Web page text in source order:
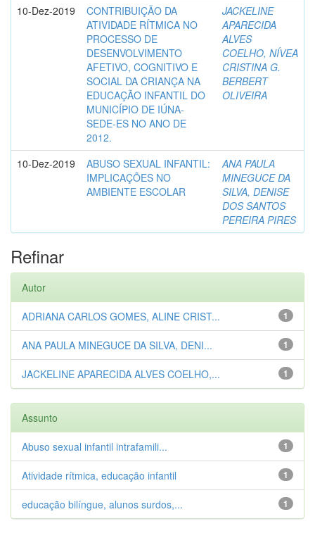
10-Dez-2019
CONTRIBUIÇÃO DA
ATIVIDADE RÍTMICA NO
PROCESSO DE
DESENVOLVIMENTO
AFETIVO, COGNITIVO E
SOCIAL DA CRIANÇA NA
EDUCAÇÃO INFANTIL DO
MUNICÍPIO DE IÚNA-
SEDE-ES NO ANO DE
2012.
JACKELINE
APARECIDA
ALVES
COELHO, NÍVEA
CRISTINA G.
BERBERT
OLIVEIRA
10-Dez-2019
ABUSO SEXUAL INFANTIL:
IMPLICAÇÕES NO
AMBIENTE ESCOLAR
ANA PAULA
MINEGUCE DA
SILVA, DENISE
DOS SANTOS
PEREIRA PIRES
Refinar
Autor
1
ADRIANA CARLOS GOMES, ALINE CRIST...
1
ANA PAULA MINEGUCE DA SILVA, DENI...
1
JACKELINE APARECIDA ALVES COELHO,...
Assunto
1
Abuso sexual infantil intrafamili...
1
Atividade rítmica, educação infantil
1
educação bilíngue, alunos surdos,...